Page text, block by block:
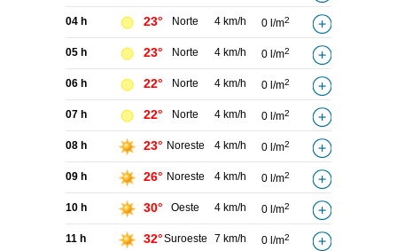
04 h 23° Norte 4 km/h 0 l/m2
05 h 23° Norte 4 km/h 0 l/m2
06 h 22° Norte 4 km/h 0 l/m2
07 h 22° Norte 4 km/h 0 l/m2
08 h 23° Noreste 4 km/h 0 l/m2
09 h 26° Noreste 4 km/h 0 l/m2
10 h 30° Oeste 4 km/h 0 l/m2
11 h 32°Suroeste 7 km/h 0 l/m2